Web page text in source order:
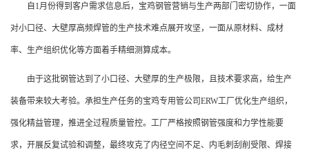
自1月份得到客户需求信息后，宝鸡钢管营销与生产两部门密切协作，一面
对小口径、大壁厚高频焊管的生产技术难点展开攻坚，一面从原材料、成材
率、生产组织优化等方面着手精细测算成本。
由于这批钢管达到了小口径、大壁厚的生产极限，且技术要求高，给生产
装备带来较大考验。承担生产任务的宝鸡专用管公司ERW工厂优化生产组织，
强化精益管理，推进全过程质量管控。工厂严格按照钢管强度和力学性能要
求，开展反复试验和调整，最终攻克了内径空间不足、内毛刺刮削受限、焊接